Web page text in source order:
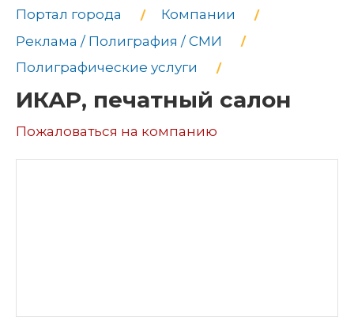
Портал города
Компании
Реклама / Полиграфия / СМИ
Полиграфические услуги
ИКАР, печатный салон
Пожаловаться на компанию